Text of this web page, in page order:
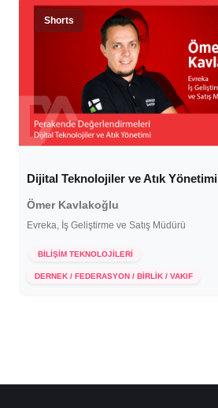
Shorts
Dijital Teknolojiler ve Atık Yönetimi
Ömer Kavlakoğlu
Evreka, İş Geliştirme ve Satış Müdürü
BİLİŞİM TEKNOLOJİLERİ
DERNEK / FEDERASYON / BİRLİK / VAKIF